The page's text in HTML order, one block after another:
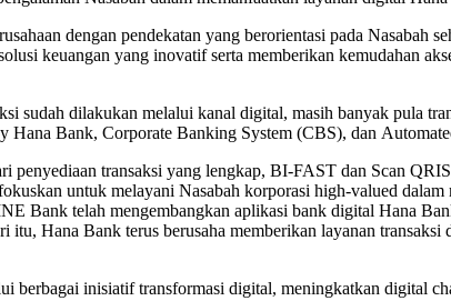
dengan pendekatan yang berorientasi pada Nasabah
keuangan yang inovatif serta memberikan kemudahan
sudah dilakukan melalui kanal digital, masih banyak pula
Bank, Corporate Banking System (CBS), dan
transaksi yang lengkap, BI-FAST dan Scan
untuk melayani Nasabah korporasi high-valued
Bank telah mengembangkan aplikasi bank digital Hana
Hana Bank terus berusaha memberikan layanan transaksi
inisiatif transformasi digital, meningkatkan digital